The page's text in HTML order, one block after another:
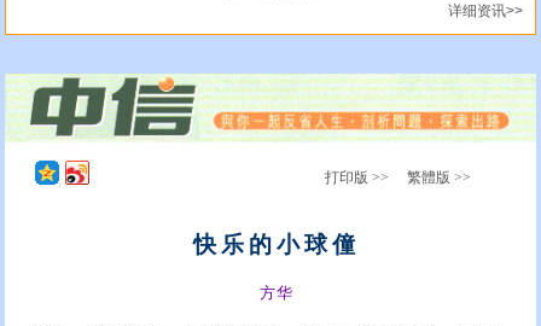
详细资讯>>
打印版 >> 繁體版 >>
快乐的小球僮
方华